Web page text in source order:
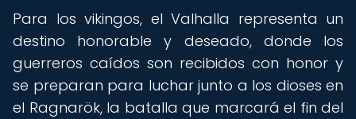
Para los vikingos, el Valhalla representa un
destino honorable y deseado, donde los
guerreros caídos son recibidos con honor y
se preparan para luchar junto a los dioses en
el Ragnarök, la batalla que marcará el fin del